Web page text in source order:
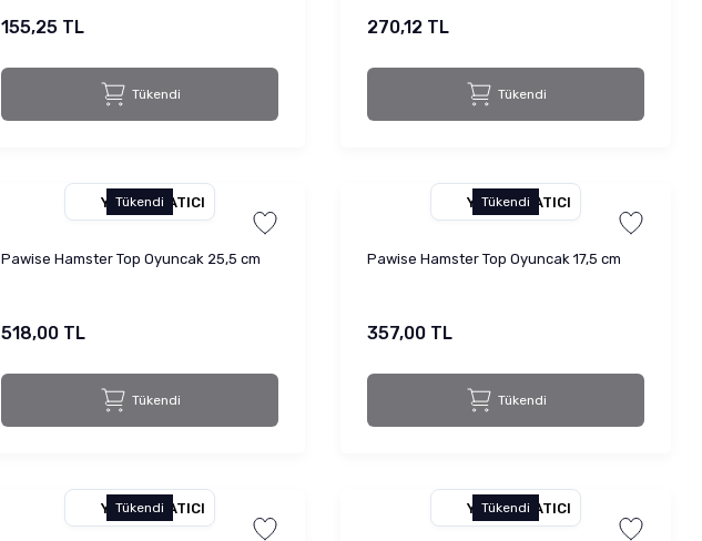
155,25 TL
Tükendi
270,12 TL
Tükendi
Tükendi
YETKILI SATICI
Pawise Hamster Top Oyuncak 25,5 cm
518,00 TL
Tükendi
Tükendi
YETKILI SATICI
Pawise Hamster Top Oyuncak 17,5 cm
357,00 TL
Tükendi
Tükendi
YETKILI SATICI Tükendi
YETKILI SATICI